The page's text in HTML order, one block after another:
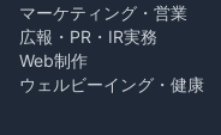
マーケティング・営業
広報・PR・IR実務
Web制作
ウェルビーイング・健康